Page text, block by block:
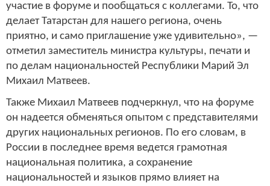
участие в форуме и пообщаться с коллегами. То, что
делает Татарстан для нашего региона, очень
приятно, и само приглашение уже удивительно», —
отметил заместитель министра культуры, печати и
по делам национальностей Республики Марий Эл
Михаил Матвеев.
Также Михаил Матвеев подчеркнул, что на форуме
он надеется обменяться опытом с представителями
других национальных регионов. По его словам, в
России в последнее время ведется грамотная
национальная политика, а сохранение
национальностей и языков прямо влияет на